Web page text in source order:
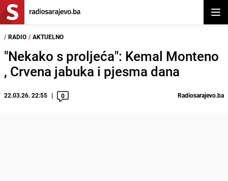
/ RADIO / AKTUELNO
"Nekako s proljeća": Kemal Monteno
, Crvena jabuka i pjesma dana
22.03.26. 22:55 0 Radiosarajevo.ba